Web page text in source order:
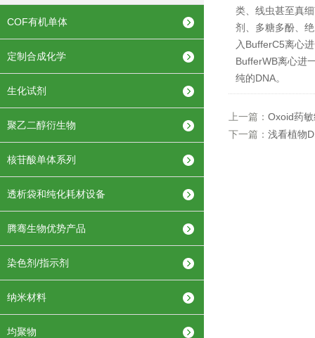
COF有机单体
定制合成化学
生化试剂
聚乙二醇衍生物
核苷酸单体系列
透析袋和纯化耗材设备
腾骞生物优势产品
染色剂/指示剂
纳米材料
均聚物
类、线虫甚至真
剂、多糖多酚、
入BufferC5离心
BufferWB离心进
纯的DNA。
上一篇： Oxoid药
下一篇： 浅看植物